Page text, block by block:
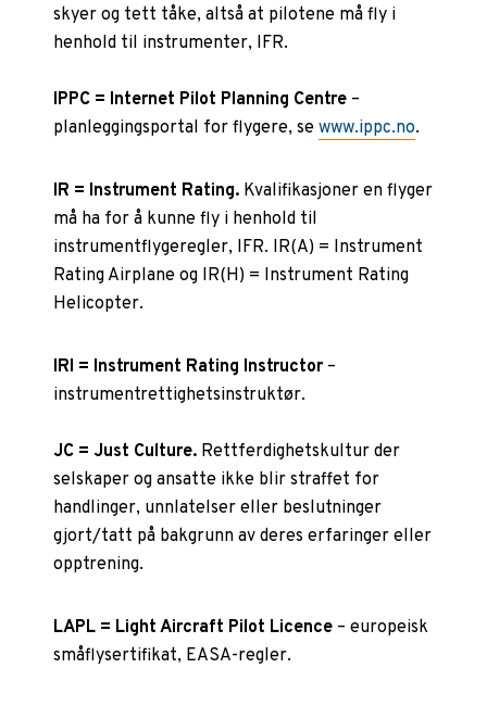
skyer og tett tåke, altså at pilotene må fly i
henhold til instrumenter, IFR.
IPPC = Internet Pilot Planning Centre –
planleggingsportal for flygere, sewww.ippc.no.
IR = Instrument Rating. Kvalifikasjoner en flyger
må ha for å kunne fly i henhold til
instrumentflygeregler, IFR. IR(A) = Instrument
Rating Airplane og IR(H) = Instrument Rating
Helicopter.
IRI = Instrument Rating Instructor –
instrumentrettighetsinstruktør.
JC = Just Culture. Rettferdighetskultur der
selskaper og ansatte ikke blir straffet for
handlinger, unnlatelser eller beslutninger
gjort/tatt på bakgrunn av deres erfaringer eller
opptrening.
LAPL = Light Aircraft Pilot Licence – europeisk
småflysertifikat, EASA-regler.